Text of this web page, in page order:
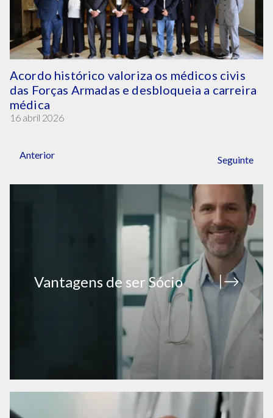
Acordo histórico valoriza os médicos civis
das Forças Armadas e desbloqueia a carreira
médica
16 abril 2026
Anterior Seguinte
Vantagens de ser Sócio